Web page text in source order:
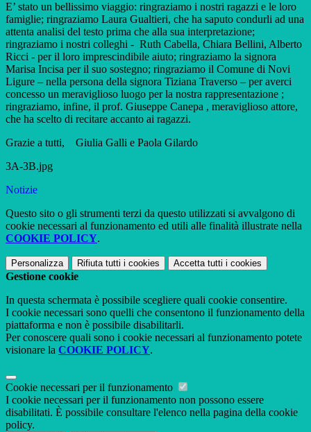
E’ stato un bellissimo viaggio: ringraziamo i nostri ragazzi e le loro
famiglie; ringraziamo Laura Gualtieri, che ha saputo condurli ad una
attenta analisi del testo prima che alla sua interpretazione;
ringraziamo i nostri colleghi - Ruth Cabella, Chiara Bellini, Alberto
Ricci - per il loro imprescindibile aiuto; ringraziamo la signora
Marisa Incisa per il suo sostegno; ringraziamo il Comune di Novi
Ligure – nella persona della signora Tiziana Traverso – per averci
concesso un meraviglioso luogo per la nostra rappresentazione ;
ringraziamo, infine, il prof. Giuseppe Canepa , meraviglioso attore,
che ha scelto di recitare accanto ai ragazzi.
Grazie a tutti, Giulia Galli e Paola Gilardo
3A-3B.jpg
Notizie
Questo sito o gli strumenti terzi da questo utilizzati si avvalgono di
cookie necessari al funzionamento ed utili alle finalità illustrate nella
COOKIE POLICY.
Personalizza Rifiuta tutti i cookies Accetta tutti i cookies
Gestione cookie
In questa schermata è possibile scegliere quali cookie consentire.
I cookie necessari sono quelli che consentono il funzionamento della
piattaforma e non è possibile disabilitarli.
Per conoscere quali sono i cookie necessari al funzionamento potete
visionare la COOKIE POLICY.
Cookie necessari per il funzionamento
I cookie necessari per il funzionamento non possono essere
disabilitati. È possibile consultare l'elenco nella pagina della cookie
policy.